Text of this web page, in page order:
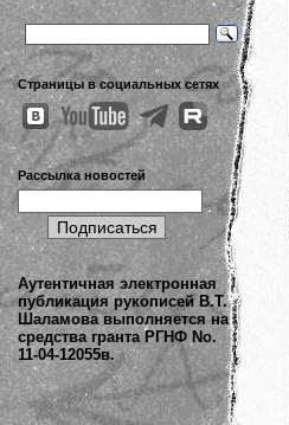
Страницы в социальных сетях
Рассылка новостей
Аутентичная электронная
публикация рукописей В.Т.
Шаламова выполняется на
средства гранта РГНФ No.
11-04-12055в.